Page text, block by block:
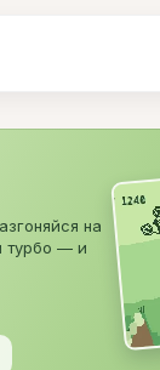
на
турбо — и